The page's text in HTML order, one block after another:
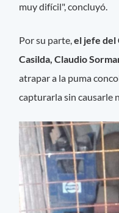
muy difícil", concluyó.
Por su parte,el jefe del
Casilda, Claudio
atrapar a la puma
capturarla sin causarle